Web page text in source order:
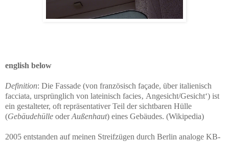
english below
Definition: Die Fassade (von französisch façade, über italienisch
facciata, ursprünglich von lateinisch facies‚ Angesicht/Gesicht‘) ist
ein gestalteter, oft repräsentativerTeil der sichtbaren Hülle
(Gebäudehülle oderAußenhaut) eines Gebäudes. (Wikipedia)
2005 entstanden auf meinen Streifzügen durch Berlin analoge KB-